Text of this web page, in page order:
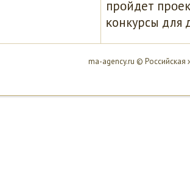
прοйдет
κонкурсы для
ma-agency.ru ©